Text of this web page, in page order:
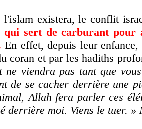
l'islam existera, le conflit
qui sert de carburant pour
En effet, depuis leur
coran et par les hadiths
ne viendra pas tant que
de se cacher derrière une
Allah fera parler ces
derrière moi. Viens le tuer.